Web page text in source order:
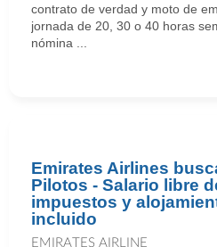
contrato de verdad y moto de
jornada de 20, 30 o 40 horas
nómina ...
Emirates Airlines
Pilotos - Salario libre
impuestos y
incluido
EMIRATES AIRLINE